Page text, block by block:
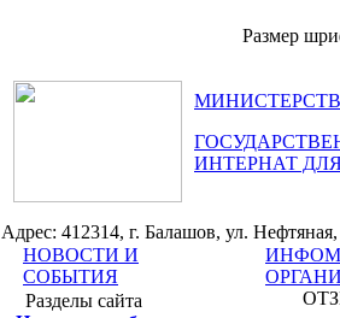
Размер
ИНТЕРНАТ
Адрес: 412314, г. Балашов, ул.
НОВОСТИ И
СОБЫТИЯ
Разделы сайта